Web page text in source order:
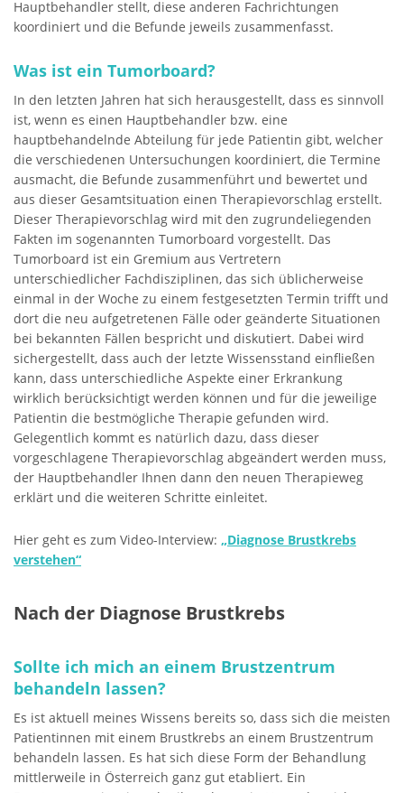
Hauptbehandler stellt, diese anderen Fachrichtungen
koordiniert und die Befunde jeweils zusammenfasst.
Was ist ein Tumorboard?
In den letzten Jahren hat sich herausgestellt, dass es sinnvoll
ist, wenn es einen Hauptbehandler bzw. eine
hauptbehandelnde Abteilung für jede Patientin gibt, welcher
die verschiedenen Untersuchungen koordiniert, die Termine
ausmacht, die Befunde zusammenführt und bewertet und
aus dieser Gesamtsituation einen Therapievorschlag erstellt.
Dieser Therapievorschlag wird mit den zugrundeliegenden
Fakten im sogenannten Tumorboard vorgestellt. Das
Tumorboard ist ein Gremium aus Vertretern
unterschiedlicher Fachdisziplinen, das sich üblicherweise
einmal in der Woche zu einem festgesetzten Termin trifft und
dort die neu aufgetretenen Fälle oder geänderte Situationen
bei bekannten Fällen bespricht und diskutiert. Dabei wird
sichergestellt, dass auch der letzte Wissensstand einfließen
kann, dass unterschiedliche Aspekte einer Erkrankung
wirklich berücksichtigt werden können und für die jeweilige
Patientin die bestmögliche Therapie gefunden wird.
Gelegentlich kommt es natürlich dazu, dass dieser
vorgeschlagene Therapievorschlag abgeändert werden muss,
der Hauptbehandler Ihnen dann den neuen Therapieweg
erklärt und die weiteren Schritte einleitet.
Hier geht es zum Video-Interview: „Diagnose Brustkrebs
verstehen“
Nach der Diagnose Brustkrebs
Sollte ich mich an einem Brustzentrum
behandeln lassen?
Es ist aktuell meines Wissens bereits so, dass sich die meisten
Patientinnen mit einem Brustkrebs an einem Brustzentrum
behandeln lassen. Es hat sich diese Form der Behandlung
mittlerweile in Österreich ganz gut etabliert. Ein